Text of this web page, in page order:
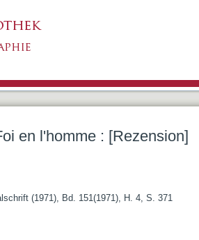
en l'homme : [Rezension]
(1971), Bd. 151(1971), H. 4, S. 371